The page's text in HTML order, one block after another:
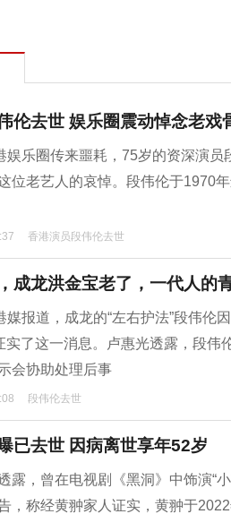
伦去世 娱乐圈震动悼念老戏
娱乐圈传来噩耗，75岁的资深演
位老艺人的哀悼。段伟伦于1970
香港演员段伟伦去世
成龙洪金宝老了，一代人的
媒报道，成龙的“左右护法”段伟伦
实了这一消息。卢惠光透露，段
会协助处理后事
段伟伦去世
已去世 因病离世享年52岁
露，曾在电视剧《黑洞》中饰演“
，称经黄翀家人证实，黄翀于